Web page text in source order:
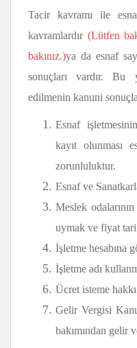
Tacir kavramı ile
kavramlardır (Lütfen
bakınız.)ya da esnaf
sonuçları vardır. Bu
edilmenin kanuni
Esnaf
kayıt olunması
zorunluluktur.
Esnaf ve
Meslek
uymak ve fiyat
İşletme hesabına
İşletme adı
Ücret isteme hakkı
Gelir Vergisi
bakımından gelir